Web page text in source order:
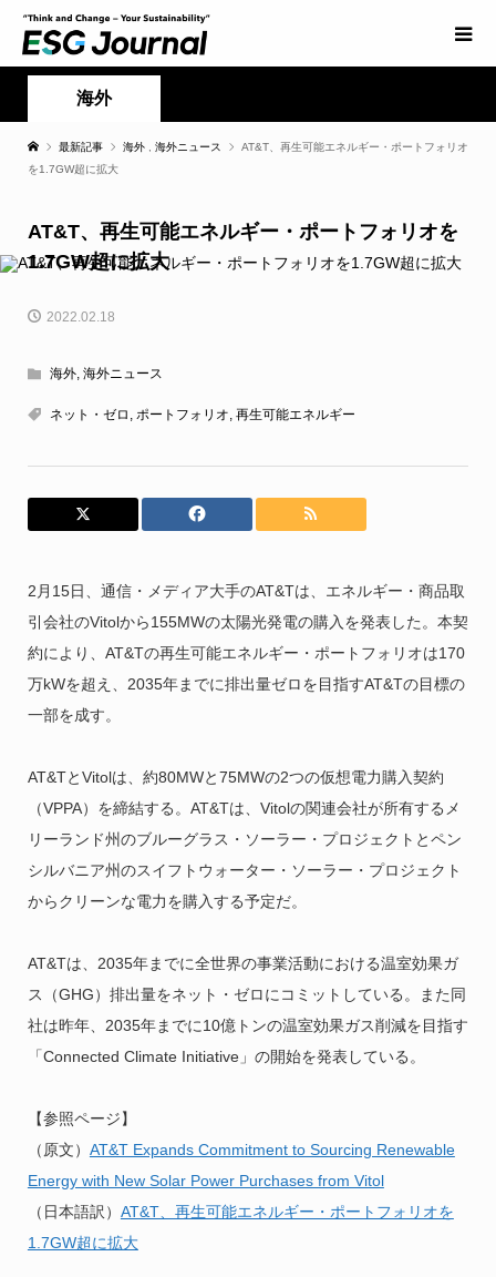
海外
最新記事 海外 海外ニュース
AT&T、再生可能エネルギー・ポートフォリオ
を1.7GW超に拡大
AT&T、再生可能エネルギー・ポートフォリオを
1.7GW超に拡大
2022.02.18
海外, 海外ニュース
ネット・ゼロ , ポートフォリオ, 再生可能エネルギー
2月15日、通信・メディア大手のAT&Tは、エネルギー・商品取
引会社のVitolから155MWの太陽光発電の購入を発表した。本契
約により、AT&Tの再生可能エネルギー・ポートフォリオは170
万kWを超え、2035年までに排出量ゼロを目指すAT&Tの目標の
一部を成す。
AT&TとVitolは、約80MWと75MWの2つの仮想電力購入契約
（VPPA）を締結する。AT&Tは、Vitolの関連会社が所有するメ
リーランド州のブルーグラス・ソーラー・プロジェクトとペン
シルバニア州のスイフトウォーター・ソーラー・プロジェクト
からクリーンな電力を購入する予定だ。
AT&Tは、2035年までに全世界の事業活動における温室効果ガ
ス（GHG）排出量をネット・ゼロにコミットしている。また同
社は昨年、2035年までに10億トンの温室効果ガス削減を目指す
「Connected Climate Initiative」の開始を発表している。
【参照ページ】
（原文） AT&T Expands Commitment to Sourcing Renewable
Energy with New Solar Power Purchases from Vitol
（日本語訳） AT&T、再生可能エネルギー・ポートフォリオを
1.7GW超に拡大